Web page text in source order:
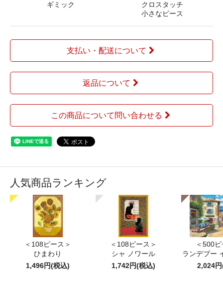
ギミック
クロスタッチ
小さなピース
支払い・配送について
返品について
この商品について問い合わせる
人気商品ランキング
＜108ピース＞
ひまわり
1,496円(税込)
＜108ピース＞
シャ ノワール
1,742円(税込)
＜500
ランデブー
2,024